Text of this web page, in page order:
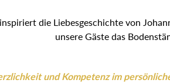
die Liebesgeschichte von
unsere Gäste das
und Kompetenz im